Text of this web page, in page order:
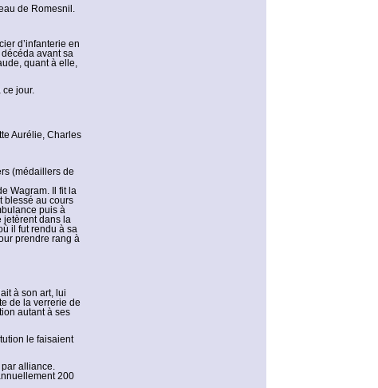
de Romesnil.
d’infanterie en
avant sa
quant à elle,
ce jour.
Aurélie, Charles
(médaillers de
Wagram. Il fit la
blessé au cours
puis à
jetèrent dans la
il fut rendu à sa
prendre rang à
à son art, lui
de la verrerie de
autant à ses
le faisaient
par alliance.
200